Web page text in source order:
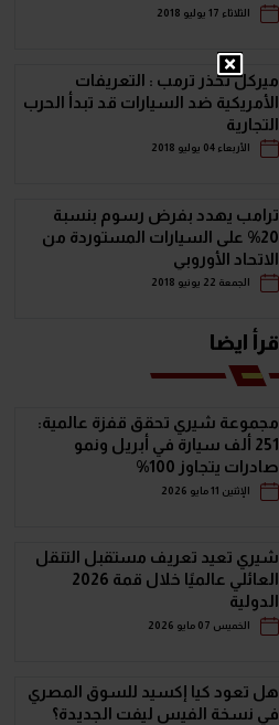
الثلاثاء 17 يوليو 2018
ميركل تحذر ترمب : التعريفات
الأمريكية ضد السيارات قد تبدأ الحرب
التجارية
الأربعاء 04 يوليو 2018
ترامب يهدد بفرض رسوم بنسبة
20% على السيارات المستوردة من
الاتحاد الأوروبي
الجمعة 22 يونيو 2018
إقرأ ايضا
مجموعة شيري تحقق قفزة عالمية:
251 ألف سيارة في أبريل ونمو
صادرات يتجاوز 100%
الإثنين 11 مايو 2026
شيري تعيد تعريف مستقبل التنقل
العائلي عالميًا خلال قمة 2026
الدولية
الخميس 07 مايو 2026
هل تعود كيا إكسيد للسوق المصري
في نسخة الفيس ليفت الجديدة؟